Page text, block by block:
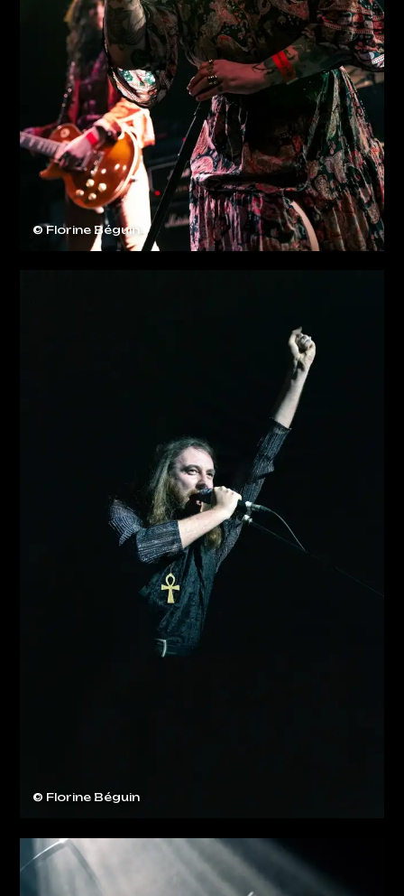
© Florine Béguin
© Florine Béguin